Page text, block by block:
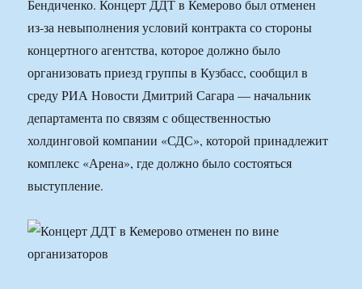
Бендиченко. Концерт ДДТ в Кемерово был отменен
из-за невыполнения условий контракта со стороны
концертного агентства, которое должно было
организовать приезд группы в Кузбасс, сообщил в
среду РИА Новости Дмитрий Сагара — начальник
департамента по связям с общественностью
холдинговой компании «СДС», которой принадлежит
комплекс «Арена», где должно было состояться
выступление.